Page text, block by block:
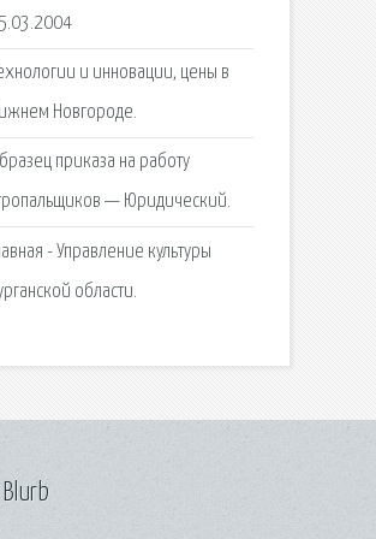
и инновации, цены в
Новгороде.
приказа на работу
— Юридический.
- Управление культуры
области.